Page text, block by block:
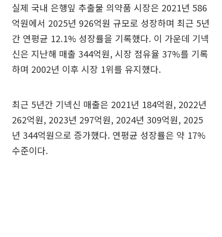
실제 국내 은행잎 추출물 의약품 시장은 2021년 586
억원에서 2025년 926억원 규모로 성장하며 최근 5년
간 연평균 12.1% 성장률을 기록했다. 이 가운데 기넥
신은 지난해 매출 344억원, 시장 점유율 37%를 기록
하며 2002년 이후 시장 1위를 유지했다.
최근 5년간 기넥신 매출은 2021년 184억원, 2022년
262억원, 2023년 297억원, 2024년 309억원, 2025
년 344억원으로 증가했다. 연평균 성장률은 약 17%
수준이다.